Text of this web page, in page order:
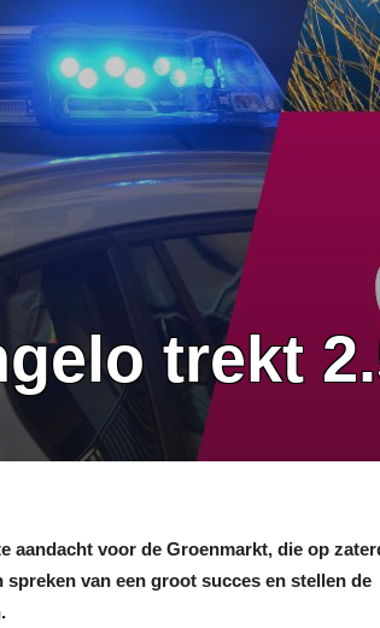
trekt
aandacht voor de Groenmarkt, die op
van een groot succes en stellen de